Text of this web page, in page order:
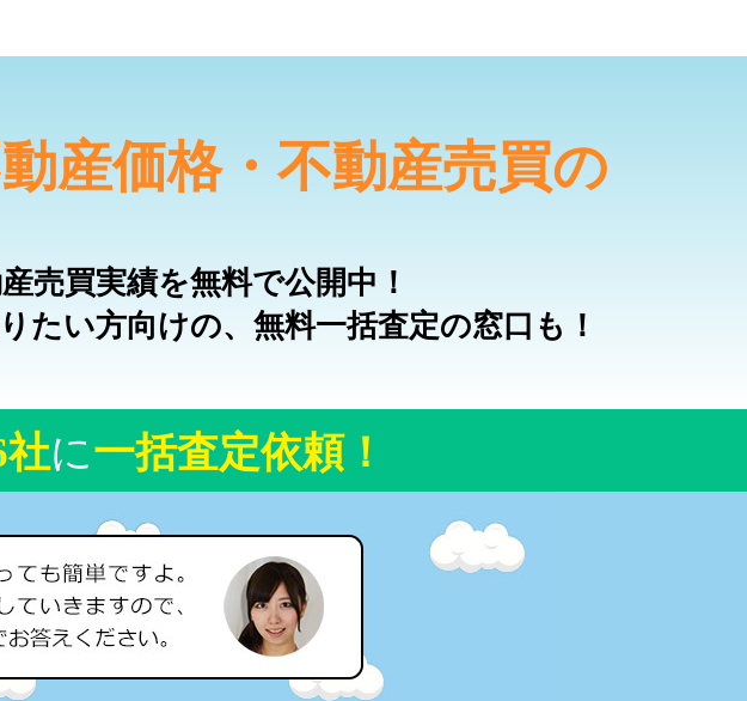
産価格・不動産売買の
売買実績を無料で公開中！
たい方向けの、無料一括査定の窓口も！
社に一括査定依頼！